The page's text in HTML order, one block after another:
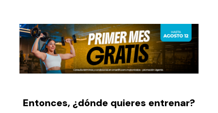
Entonces, ¿dónde quieres entrenar?